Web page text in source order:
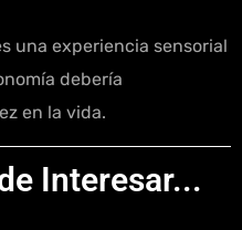
una experiencia sensorial
debería
en la vida.
Interesar...